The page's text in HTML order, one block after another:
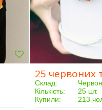
Склад:
Кількість:
25 шт.
Купили:
213